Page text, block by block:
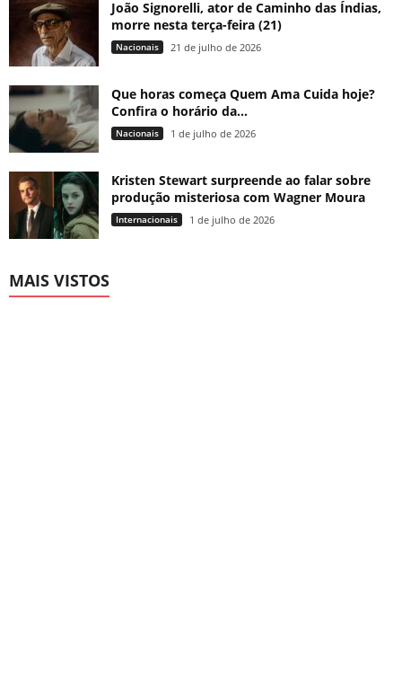
João Signorelli, ator de Caminho das Índias,
morre nesta terça-feira (21)
Nacionais 21 de julho de 2026
Que horas começa Quem Ama Cuida hoje?
Confira o horário da...
Nacionais 1 de julho de 2026
Kristen Stewart surpreende ao falar sobre
produção misteriosa com Wagner Moura
Internacionais 1 de julho de 2026
MAIS VISTOS